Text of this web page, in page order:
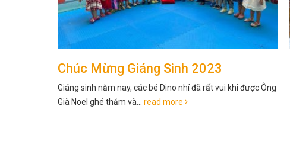
KHÁM SỨC KHOẺ ĐỊNH KỲ
Sáng nay, tại Dinokinder, các bé Dino... read more